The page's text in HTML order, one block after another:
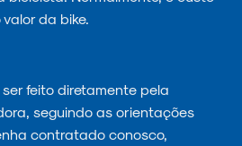
da bike.
feito diretamente pela
seguindo as orientações
contratado conosco,